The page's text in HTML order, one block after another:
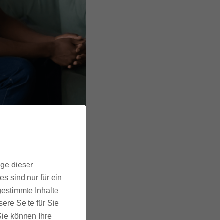
vor der
dieser
sind nur für ein
Inhalte
Seite für Sie
können Ihre